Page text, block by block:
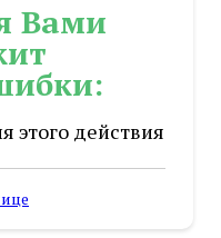
Вами
этого действия